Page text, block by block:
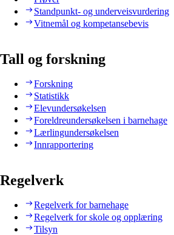
Standpunkt- og underveisvurdering
Vitnemål og kompetansebevis
Tall og forskning
Forskning
Statistikk
Elevundersøkelsen
Foreldreundersøkelsen i barnehage
Lærlingundersøkelsen
Innrapportering
Regelverk
Regelverk for barnehage
Regelverk for skole og opplæring
Tilsyn